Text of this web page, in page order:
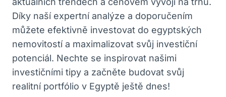
Díky naší expertní⁢ analýze a doporučením
můžete efektivně investovat do egyptských⁤
nemovitostí ⁢a ‌maximalizovat svůj investiční
potenciál. Nechte se inspirovat našimi
investičními tipy ‍a začněte budovat svůj
⁤realitní portfólio ⁣v Egyptě‌ ještě dnes!